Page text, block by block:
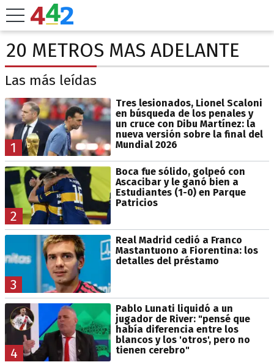
20 METROS MAS ADELANTE
Las más leídas
1
Tres lesionados, Lionel Scaloni
en búsqueda de los penales y
un cruce con Dibu Martínez: la
nueva versión sobre la final del
Mundial 2026
2
Boca fue sólido, golpeó con
Ascacibar y le ganó bien a
Estudiantes (1-0) en Parque
Patricios
3
Real Madrid cedió a Franco
Mastantuono a Fiorentina: los
detalles del préstamo
4
Pablo Lunati liquidó a un
jugador de River: "pensé que
había diferencia entre los
blancos y los 'otros', pero no
tienen cerebro"